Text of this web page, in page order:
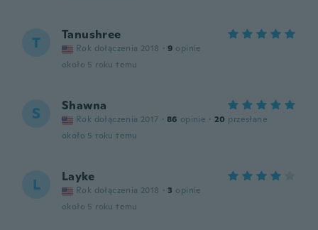
T Tanushree
Rok dołączenia 2018 · 9 opinie
około 5 roku temu
S Shawna
Rok dołączenia 2017 · 86 opinie · 20 przesłane
około 5 roku temu
L Layke
Rok dołączenia 2018 · 3 opinie
około 5 roku temu